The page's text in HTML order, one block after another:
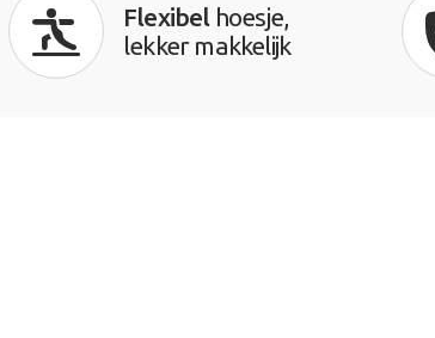
Flexibel hoesje,
lekker makkelijk